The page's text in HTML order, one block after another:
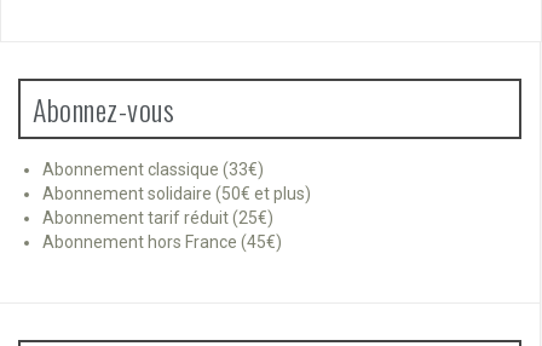
Abonnez-vous
Abonnement classique (33€)
Abonnement solidaire (50€ et plus)
Abonnement tarif réduit (25€)
Abonnement hors France (45€)